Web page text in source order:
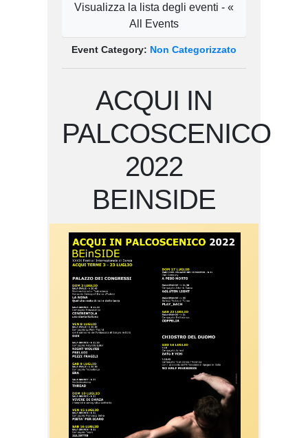
Visualizza la lista degli eventi - «
All Events
Event Category: Non Categorizzato
ACQUI IN
PALCOSCENICO
2022
BEINSIDE